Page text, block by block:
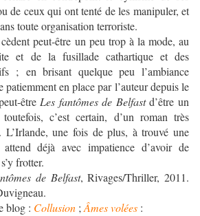
de ceux qui ont tenté de les manipuler, et
toute organisation terroriste.
peut-être un peu trop à la mode, au
et de la fusillade cathartique et des
; en brisant quelque peu l’ambiance
patiemment en place par l’auteur depuis le
être Les fantômes de Belfastd’être un
c’est certain, d’un roman très
L’Irlande, une fois de plus, à trouvé une
déjà avec impatience d’avoir de
frotter.
de Belfast, Rivages/Thriller, 2011.
blog : Collusion ; Âmes volées :